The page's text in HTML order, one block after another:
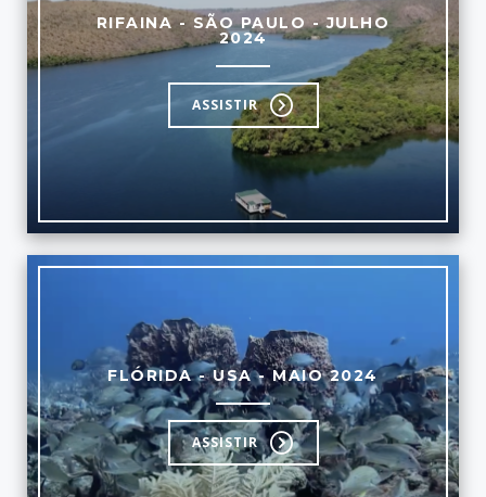
RIFAINA - SÃO PAULO - JULHO
2024
ASSISTIR
FLÓRIDA - USA - MAIO 2024
ASSISTIR